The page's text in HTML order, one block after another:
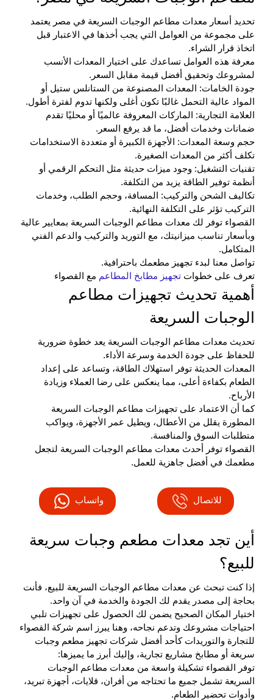
تحديد أسعار معدات مطاعم الوجبات السريعة في مصر يعتمد
على مجموعة من العوامل التي يجب أخذها في الاعتبار قبل
اتخاذ قرار الشراء.
معرفة هذه العوامل تساعدك على اختيار المعدات الأنسب
لمشروعك وتحقيق أفضل قيمة مقابل السعر.
جودة الخامات: المعدات المصنوعة من الستانلس ستيل أو
المواد عالية التحمل غالبًا تكون أغلى ولكنها تدوم لفترة أطول.
العلامة التجارية: الماركات المعروفة عالميًا أو محليًا تقدم
ضمانات وخدمات أفضل، ما قد يرفع السعر.
حجم وسعة المعدات: الأجهزة الكبيرة أو متعددة الاستخدامات
تكلف أكثر من المعدات الصغيرة.
تقنيات التشغيل: وجود ميزات حديثة مثل التحكم الرقمي أو
أنظمة توفير الطاقة يزيد من التكلفة.
تكاليف الشحن والتركيب: المسافة، وحجم الطلب، وخدمات
التركيب تؤثر على التكلفة النهائية.
القصواء توفر لك معدات مطاعم الوجبات السريعة بمعايير عالية
وبأسعار تناسب ميزانيتك، مع التوريد والتركيب والدعم الفني
المتكامل.
تواصل معنا لبدء تجهيز مطعمك باحترافية.
تعرف على خطوات تجهيز مطابخ المطاعم مع القصواء
أهمية تحديث تجهيزات مطاعم
الوجبات السريعة
تحديث معدات مطاعم الوجبات السريعة يعد خطوة ضرورية
للحفاظ على جودة الخدمة وسرعة الأداء.
المعدات الحديثة توفر استهلاك الطاقة، وتساعد على إعداد
الطعام بكفاءة أعلى، مما ينعكس على رضا العملاء وزيادة
الأرباح.
كما أن الاعتماد على تجهيزات مطاعم الوجبات السريعة
المطورة يقلل من الأعطال، ويطيل عمر الأجهزة، ويواكب
متطلبات السوق والمنافسة.
القصواء توفر أحدث معدات مطاعم الوجبات السريعة لتجعل
مطعمك في أفضل جاهزية للعمل.
للاتصال واتساب
أين تجد معدات مطعم وجبات سريعة
للبيع؟
إذا كنت تبحث عن معدات مطاعم الوجبات السريعة للبيع، فأنت
بحاجة إلى مصدر يقدم لك الجودة والخدمة في آن واحد.
اختيار المكان الصحيح يضمن لك الحصول على تجهيزات تلبي
احتياجات مشروعك وتدعم نجاحه، وهنا يبرز اسم شركة القصواء
للتجارة والتوريدات كأحد أفضل شركات تجهيز مطعم وجبات
سريعة أو مطابخ مشاريع تجارية، وإليك أبرز ما يميزها:
توفر القصواء تشكيلة واسعة من معدات مطاعم الوجبات
السريعة تشمل جميع ما تحتاجه من أفران، قلايات، أجهزة تبريد،
وأدوات تحضير الطعام.